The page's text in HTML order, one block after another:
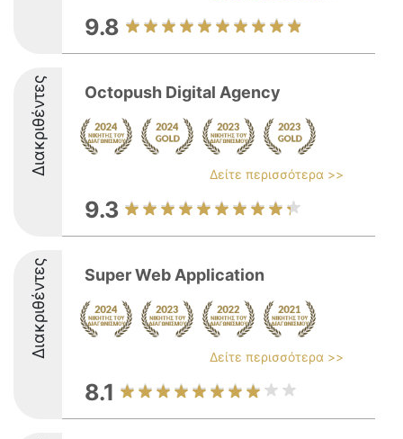
9.8
Διακριθέντες Octopush Digital Agency
Δείτε περισσότερα >>
9.3
Διακριθέντες Super Web Application
Δείτε περισσότερα >>
8.1